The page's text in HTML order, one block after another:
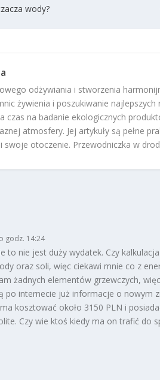
wody?
odżywiania i stworzenia
żywienia i poszukiwanie
czas na badanie ekologicznych
atmosfery. Jej artykuły są pełne
swoje otoczenie. Przewodniczka w
godz. 14:24
to nie jest duży wydatek. Czy
oraz soli, więc ciekawi mnie co z
żadnych elementów grzewczych,
po internecie już informacje o nowym
kosztować około 3150 PLN i
Czy wie ktoś kiedy ma on trafić do